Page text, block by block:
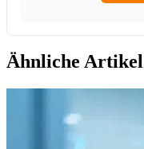
Ähnliche Artikel